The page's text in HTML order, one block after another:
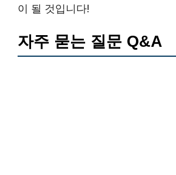
이 될 것입니다!
자주 묻는 질문 Q&A